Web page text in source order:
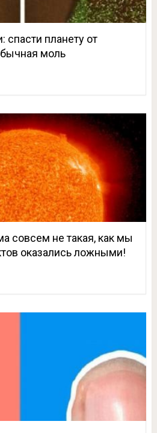
планету от
моль
совсем не такая, как мы
оказались ложными!